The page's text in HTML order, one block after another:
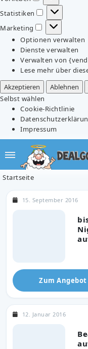
Vorlieben
Statistiken
Statistiken
Marketing
Marketing
Optionen verwalten
Dienste verwalten
Verwalten von
Lese mehr über
Akzeptieren
Ablehnen
Selbst wählen
Cookie-Richtlinie
Impressum
Startseite
15. September 2016
Zum Angebot
12. Januar 2016